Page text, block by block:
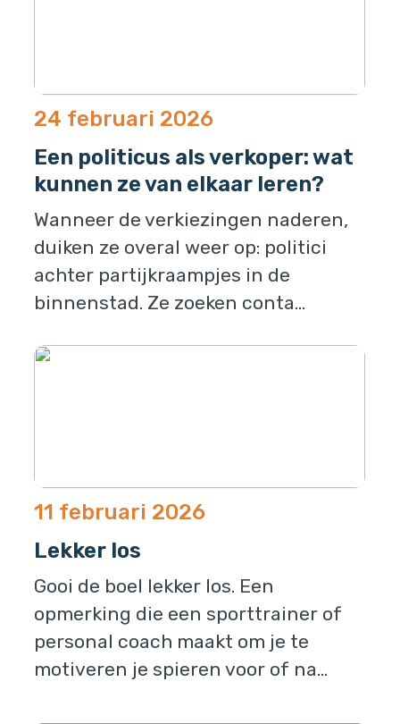
24 februari 2026
Een politicus als verkoper: wat
kunnen ze van elkaar leren?
Wanneer de verkiezingen naderen,
duiken ze overal weer op: politici
achter partijkraampjes in de
binnenstad. Ze zoeken conta...
11 februari 2026
Lekker los
Gooi de boel lekker los. Een
opmerking die een sporttrainer of
personal coach maakt om je te
motiveren je spieren voor of na...